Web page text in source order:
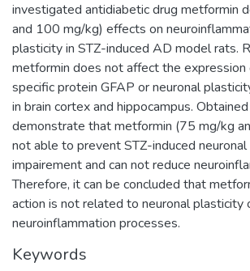
investigated antidiabetic drug metformin
and 100 mg/kg) effects on
plasticity in STZ-induced AD model rats.
metformin does not affect the
specific protein GFAP or neuronal
in brain cortex and hippocampus.
demonstrate that metformin (75 mg/kg
not able to prevent STZ-induced
impairement and can not reduce
Therefore, it can be concluded that
action is not related to neuronal plasticity
neuroinflammation processes.
Keywords